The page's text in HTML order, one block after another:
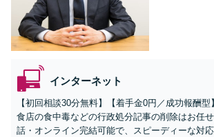
インターネット
【初回相談30分無料】【着手金0円／成功報酬
食店の食中毒などの行政処分記事の削除はお任
話・オンライン完結可能で、スピーディーな対